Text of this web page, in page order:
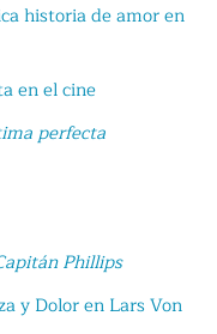
historia de amor en
en el cine
perfecta
Phillips
y Dolor en Lars Von